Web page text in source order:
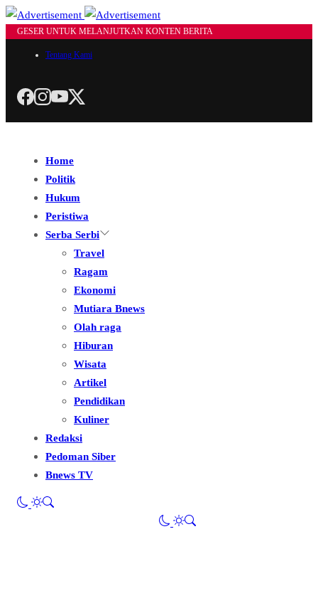
GESER UNTUK MELANJUTKAN KONTEN BERITA
Tentang Kami
Home
Politik
Hukum
Peristiwa
Serba Serbi
Travel
Ragam
Ekonomi
Mutiara Bnews
Olah raga
Hiburan
Wisata
Artikel
Pendidikan
Kuliner
Redaksi
Pedoman Siber
Bnews TV